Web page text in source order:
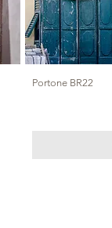
Portone BR22